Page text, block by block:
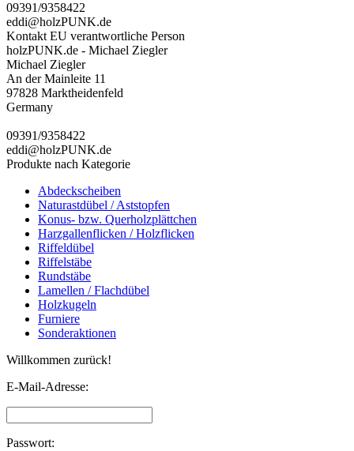
09391/9358422
eddi@holzPUNK.de
Kontakt EU verantwortliche Person
holzPUNK.de - Michael Ziegler
Michael Ziegler
An der Mainleite 11
97828 Marktheidenfeld
Germany
09391/9358422
eddi@holzPUNK.de
Produkte nach Kategorie
Abdeckscheiben
Naturastdübel / Aststopfen
Konus- bzw. Querholzplättchen
Harzgallenflicken / Holzflicken
Riffeldübel
Riffelstäbe
Rundstäbe
Lamellen / Flachdübel
Holzkugeln
Furniere
Sonderaktionen
Willkommen zurück!
E-Mail-Adresse:
Passwort: